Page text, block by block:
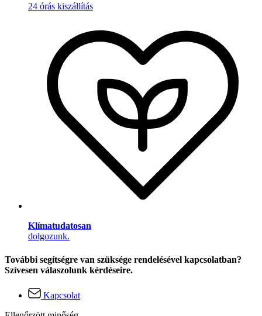
24 órás kiszállítás
Klímatudatosan
dolgozunk.
További segítségre van szüksége rendelésével kapcsolatban?
Szívesen válaszolunk kérdéseire.
Kapcsolat